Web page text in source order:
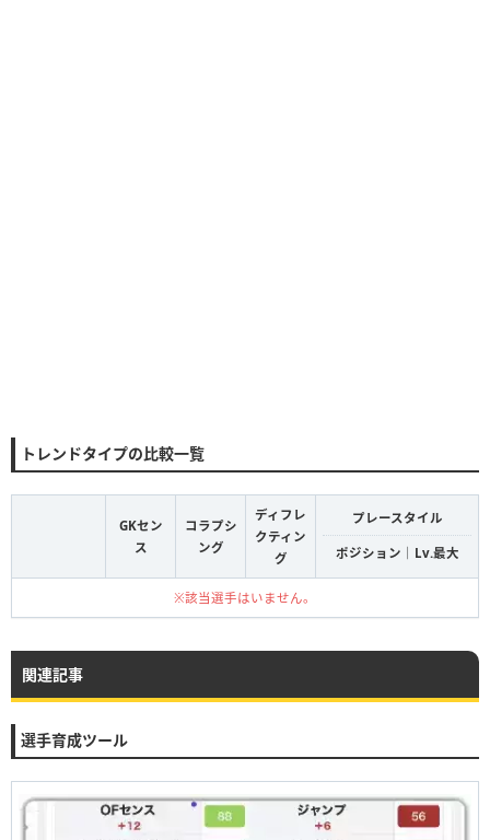
トレンドタイプの比較一覧
GKセン
ス
コラプシ
ング
ディフレ
クティン
グ
プレースタイル
ポジション｜Lv.最大
※該当選手はいません。
関連記事
選手育成ツール